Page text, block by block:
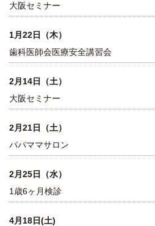
大阪セミナー
1月22日（木）
歯科医師会医療安全講習会
2月14日（土）
大阪セミナー
2月21日（土）
パパママサロン
2月25日（水）
1歳6ヶ月検診
4月18日(土)